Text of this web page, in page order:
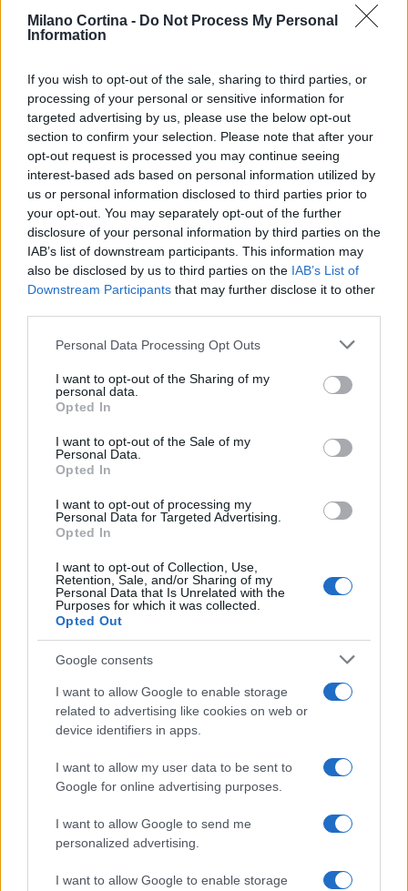
Milano Cortina - Do Not Process My Personal
Information
If you wish to opt-out of the sale, sharing to third parties, or
processing of your personal or sensitive information for
targeted advertising by us, please use the below opt-out
section to confirm your selection. Please note that after your
opt-out request is processed you may continue seeing
interest-based ads based on personal information utilized by
us or personal information disclosed to third parties prior to
your opt-out. You may separately opt-out of the further
disclosure of your personal information by third parties on the
IAB’s list of downstream participants. This information may
also be disclosed by us to third parties on the IAB’s List of
Downstream Participants that may further disclose it to other
Please note that this website/app uses one or more Google
not limited to your visit or usage behaviour. You may click to
grant or deny consent to Google and its third-party tags to
use your data for below specified purposes in below Google
consent section.
Personal Data Processing Opt Outs
I want to opt-out of the Sharing of my
personal data.
Opted In
I want to opt-out of the Sale of my
Personal Data.
Opted In
I want to opt-out of processing my
Personal Data for Targeted Advertising.
Opted In
I want to opt-out of Collection, Use,
Retention, Sale, and/or Sharing of my
Personal Data that Is Unrelated with the
Purposes for which it was collected.
Opted Out
Google consents
I want to allow Google to enable storage
related to advertising like cookies on web or
device identifiers in apps.
I want to allow my user data to be sent to
Google for online advertising purposes.
I want to allow Google to send me
personalized advertising.
I want to allow Google to enable storage
spaziano da quelle più esclusive a quelle più
rustiche, permettono a ogni ospite di trovare la
questa incantevole regione montana.
AUTORE
AiAdhubMedia
Continua a leggere
NEWS